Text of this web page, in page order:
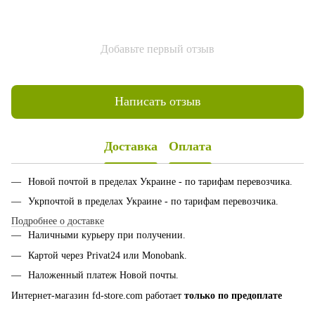
Добавьте первый отзыв
Написать отзыв
Доставка Оплата
Новой почтой в пределах Украине - по тарифам перевозчика.
Укрпочтой в пределах Украине - по тарифам перевозчика.
Подробнее о доставке
Наличными курьеру при получении.
Картой через Privat24 или Monobank
Наложенный платеж Новой почты.
Интернет-магазин fd-store.com работает только по предоплате